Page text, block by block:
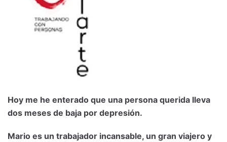
Hoy me he enterado que una persona querida lleva
dos meses de baja por depresión.
Mario es un trabajador incansable, un gran viajero y